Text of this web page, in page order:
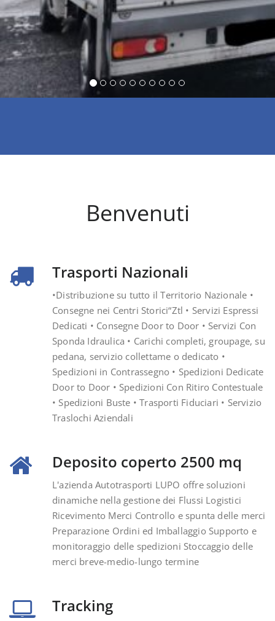
Benvenuti
Trasporti Nazionali
•Distribuzione su tutto il Territorio Nazionale •
Consegne nei Centri Storici“Ztl • Servizi Espressi
Dedicati • Consegne Door to Door • Servizi Con
Sponda Idraulica • Carichi completi, groupage, su
pedana, servizio collettame o dedicato •
Spedizioni in Contrassegno • Spedizioni Dedicate
Door to Door • Spedizioni Con Ritiro Contestuale
• Spedizioni Buste • Trasporti Fiduciari • Servizio
Traslochi Aziendali
Deposito coperto 2500 mq
L'azienda Autotrasporti LUPO offre soluzioni
dinamiche nella gestione dei Flussi Logistici
Ricevimento Merci Controllo e spunta delle merci
Preparazione Ordini ed Imballaggio Supporto e
monitoraggio delle spedizioni Stoccaggio delle
merci breve-medio-lungo termine
Tracking